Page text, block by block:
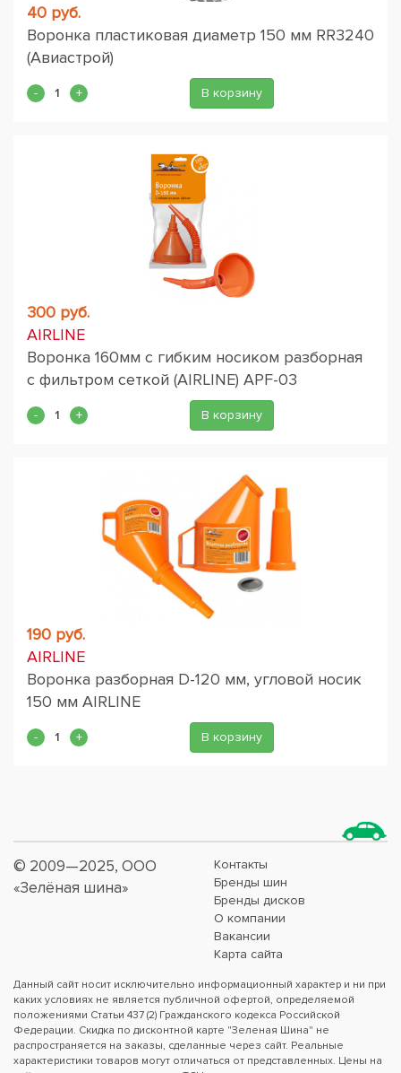
40 руб.
Воронка пластиковая диаметр 150 мм RR3240
(Авиастрой)
В корзину
300 руб.
AIRLINE
Воронка 160мм с гибким носиком разборная
с фильтром сеткой (AIRLINE) APF-03
В корзину
190 руб.
AIRLINE
Воронка разборная D-120 мм, угловой носик
150 мм AIRLINE
В корзину
© 2009—2025, ООО
«Зелёная шина»
Контакты
Бренды шин
Бренды дисков
О компании
Вакансии
Карта сайта
Данный сайт носит исключительно информационный характер и ни при
каких условиях не является публичной офертой, определяемой
положениями Статьи 437 (2) Гражданского кодекса Российской
Федерации. Скидка по дисконтной карте "Зеленая Шина" не
распространяется на заказы, сделанные через сайт. Реальные
характеристики товаров могут отличаться от представленных. Цены на